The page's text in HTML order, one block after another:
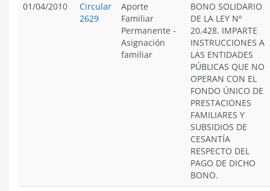
01/04/2010
Circular
2629
Aporte
Familiar
Permanente -
Asignación
familiar
BONO SOLIDARIO
DE LA LEY Nº
20.428. IMPARTE
INSTRUCCIONES A
LAS ENTIDADES
PÚBLICAS QUE NO
OPERAN CON EL
FONDO ÚNICO DE
PRESTACIONES
FAMILIARES Y
SUBSIDIOS DE
CESANTÍA
RESPECTO DEL
PAGO DE DICHO
BONO.